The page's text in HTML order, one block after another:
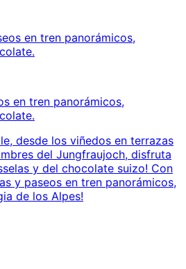
en tren panorámicos,
desde los viñedos en terrazas
del Jungfraujoch, disfruta
y del chocolate suizo! Con
y paseos en tren panorámicos,
de los Alpes!